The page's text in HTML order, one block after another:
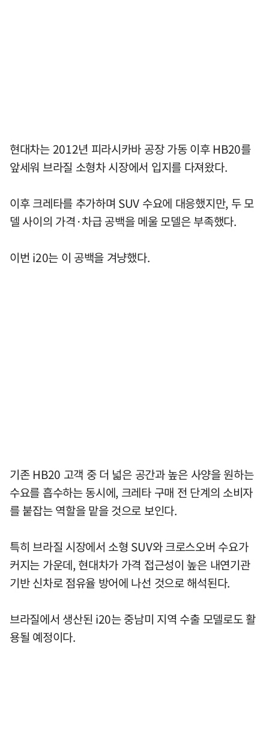
현대차는 2012년 피라시카바 공장 가동 이후 HB20를
앞세워 브라질 소형차 시장에서 입지를 다져왔다.
이후 크레타를 추가하며 SUV 수요에 대응했지만, 두 모
델 사이의 가격·차급 공백을 메울 모델은 부족했다.
이번 i20는 이 공백을 겨냥했다.
기존 HB20 고객 중 더 넓은 공간과 높은 사양을 원하는
수요를 흡수하는 동시에, 크레타 구매 전 단계의 소비자
를 붙잡는 역할을 맡을 것으로 보인다.
특히 브라질 시장에서 소형 SUV와 크로스오버 수요가
커지는 가운데, 현대차가 가격 접근성이 높은 내연기관
기반 신차로 점유율 방어에 나선 것으로 해석된다.
브라질에서 생산된 i20는 중남미 지역 수출 모델로도 활
용될 예정이다.